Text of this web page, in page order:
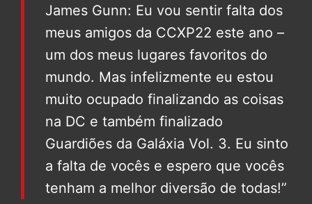
James Gunn: Eu vou sentir falta dos
meus amigos da CCXP22 este ano –
um dos meus lugares favoritos do
mundo. Mas infelizmente eu estou
muito ocupado finalizando as coisas
na DC e também finalizado
Guardiões da Galáxia Vol. 3. Eu sinto
a falta de vocês e espero que vocês
tenham a melhor diversão de todas!”